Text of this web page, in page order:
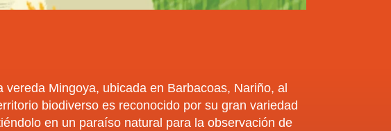
Mingoya, ubicada en Barbacoas, Nariño, al
biodiverso es reconocido por su gran variedad
en un paraíso natural para la observación de